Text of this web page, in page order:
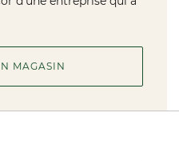
MAGASIN